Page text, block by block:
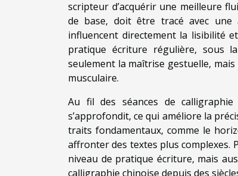
scripteur d’acquérir une meilleure
de base, doit être tracé avec
influencent directement la lisibilité
pratique écriture régulière, sous
seulement la maîtrise gestuelle,
musculaire.
Au fil des séances de
s’approfondit, ce qui améliore la
traits fondamentaux, comme le
affronter des textes plus complexes.
niveau de pratique écriture, mais
calligraphie chinoise depuis des